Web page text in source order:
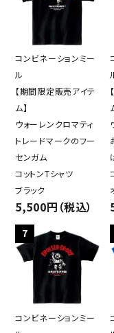
コンビネーションミー
ル
【期間限定販売アイテ
ム】
ウォーレンクロマティ
トレードマークのフー
センガム
コットンTシャツ
ブラック
5,500円（税込）
7
コンビネーションミー